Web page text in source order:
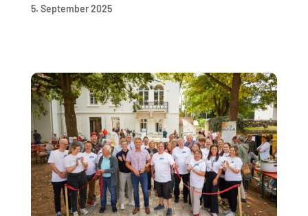
5. September 2025